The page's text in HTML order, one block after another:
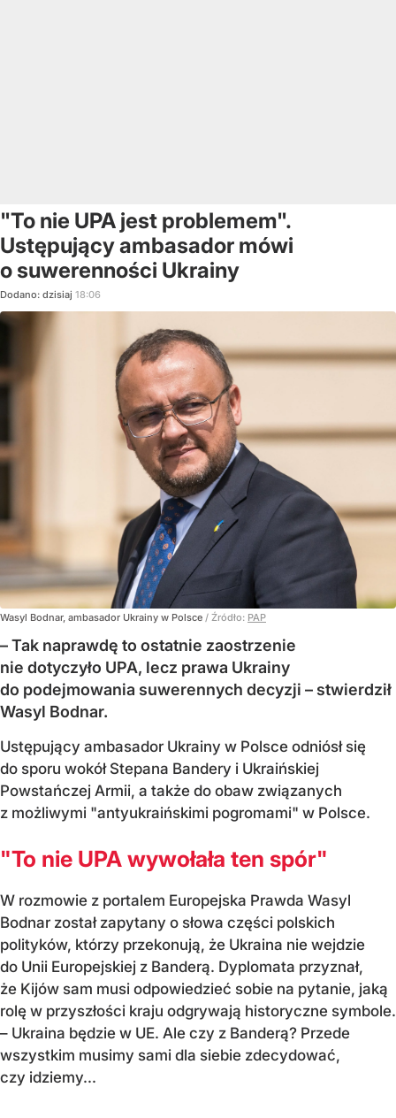
"To nie UPA jest problemem".
Ustępujący ambasador mówi
o suwerenności Ukrainy
Dodano: dzisiaj 18:06
Wasyl Bodnar, ambasador Ukrainy w Polsce / Źródło: PAP
– Tak naprawdę to ostatnie zaostrzenie
nie dotyczyło UPA, lecz prawa Ukrainy
do podejmowania suwerennych decyzji – stwierdził
Wasyl Bodnar.
Ustępujący ambasador Ukrainy w Polsce odniósł się
do sporu wokół Stepana Bandery i Ukraińskiej
Powstańczej Armii, a także do obaw związanych
z możliwymi "antyukraińskimi pogromami" w Polsce.
"To nie UPA wywołała ten spór"
W rozmowie z portalem Europejska Prawda Wasyl
Bodnar został zapytany o słowa części polskich
polityków, którzy przekonują, że Ukraina nie wejdzie
do Unii Europejskiej z Banderą. Dyplomata przyznał,
że Kijów sam musi odpowiedzieć sobie na pytanie, jaką
rolę w przyszłości kraju odgrywają historyczne symbole.
– Ukraina będzie w UE. Ale czy z Banderą? Przede
wszystkim musimy sami dla siebie zdecydować,
czy idziemy...